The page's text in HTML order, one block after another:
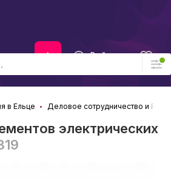
Войти
в Ельце Деловое сотрудничество и
электрических